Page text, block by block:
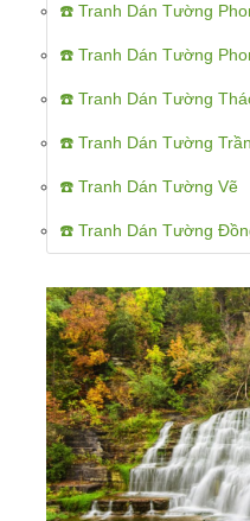
☎️ Tranh Dán Tường
☎️ Tranh Dán Tường
☎️ Tranh Dán Tường
☎️ Tranh Dán Tường
☎️ Tranh Dán Tường Vẽ
☎️ Tranh Dán Tường